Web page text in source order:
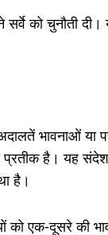
सर्वे को चुनौती
अदालतें भावनाओं
है। यह संदेश है
है।
को एक-दूसरे की